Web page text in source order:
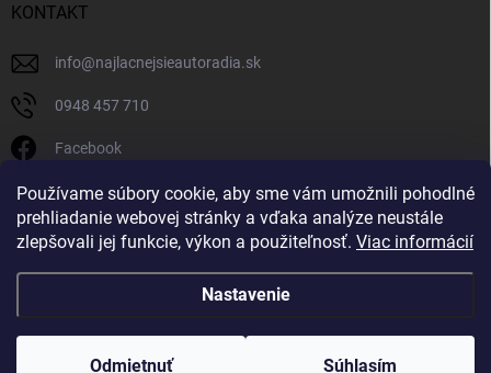
Používame súbory cookie, aby sme vám umožnili pohodlné
prehliadanie webovej stránky a vďaka analýze neustále
zlepšovali jej funkcie, výkon a použiteľnosť. Viac informácií
Nastavenie
Odmietnuť Súhlasím
KONTAKT
info@najlacnejsieautoradia.sk
0948 457 710
Facebook
najlacnejsieautoradia.sk
Youtube
Copyright 2026Najlacnejsieautoradia.sk. Všetky práva vyhradené.Upraviť